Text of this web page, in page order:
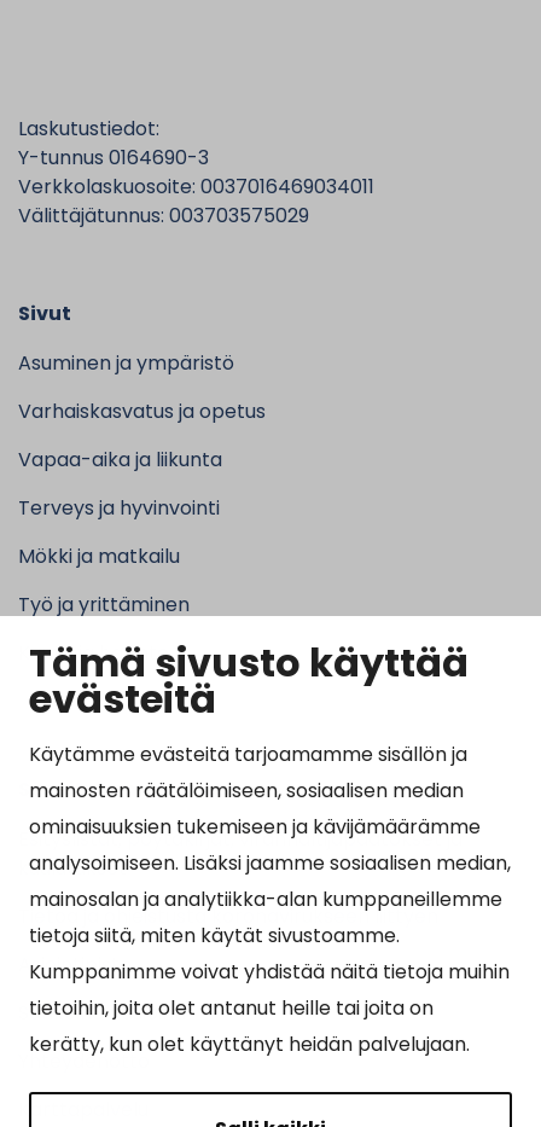
Tämä sivusto käyttää
evästeitä
Käytämme evästeitä tarjoamamme sisällön ja
mainosten räätälöimiseen, sosiaalisen median
ominaisuuksien tukemiseen ja kävijämäärämme
analysoimiseen. Lisäksi jaamme sosiaalisen median,
mainosalan ja analytiikka-alan kumppaneillemme
tietoja siitä, miten käytät sivustoamme.
Kumppanimme voivat yhdistää näitä tietoja muihin
tietoihin, joita olet antanut heille tai joita on
kerätty, kun olet käyttänyt heidän palvelujaan.
Laskutustiedot:
Y-tunnus 0164690-3
Verkkolaskuosoite: 0037016469034011
Välittäjätunnus: 003703575029
Sivut
Asuminen ja ympäristö
Varhaiskasvatus ja opetus
Vapaa-aika ja liikunta
Terveys ja hyvinvointi
Mökki ja matkailu
Työ ja yrittäminen
Kunta ja hallinto
Suosituimmat sivut
Esityslistat, pöytäkirjat, viranhaltijapäätökset ja
kuulutukset
Tietoa ja ohjeistusta koronavirukseen liittyen
Asiointipiste
Sähköinen asiointi
Yhteydenotto